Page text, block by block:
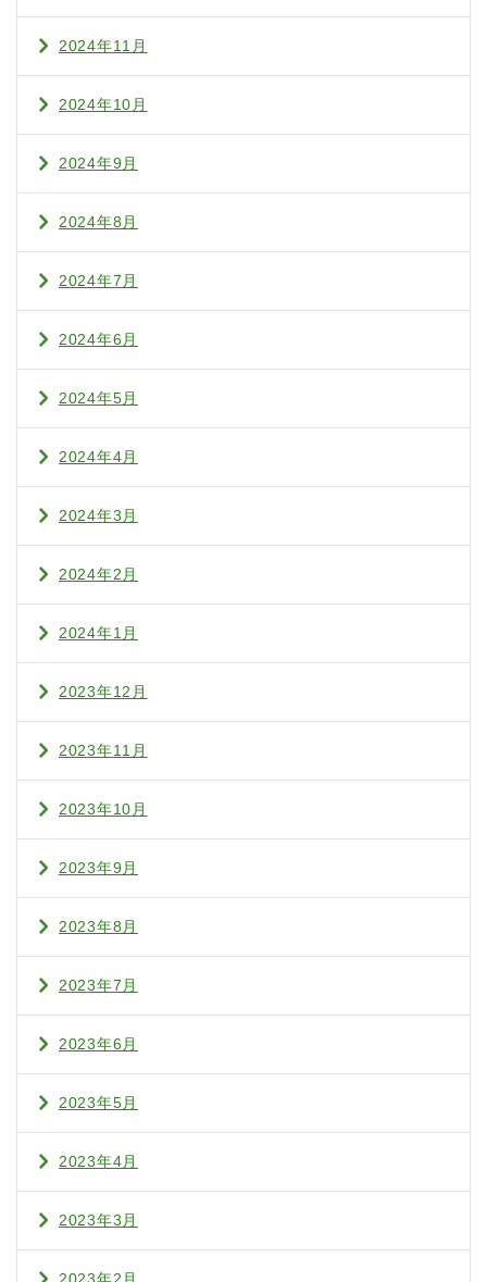
2024年11月
2024年10月
2024年9月
2024年8月
2024年7月
2024年6月
2024年5月
2024年4月
2024年3月
2024年2月
2024年1月
2023年12月
2023年11月
2023年10月
2023年9月
2023年8月
2023年7月
2023年6月
2023年5月
2023年4月
2023年3月